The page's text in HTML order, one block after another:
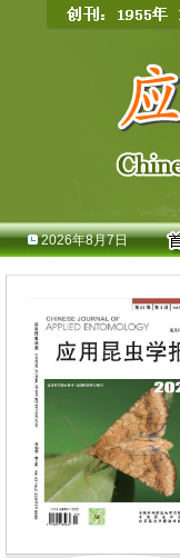
2026年8月7日